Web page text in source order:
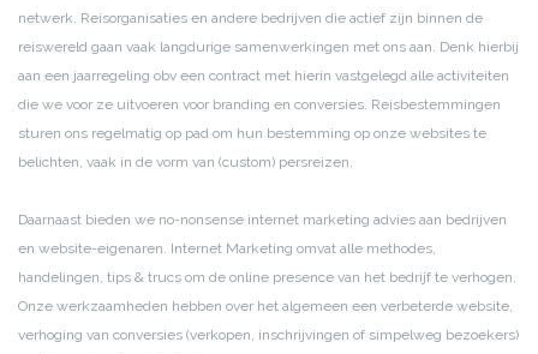
netwerk. Reisorganisaties en andere bedrijven die actief zijn binnen de
reiswereld gaan vaak langdurige samenwerkingen met ons aan. Denk hierbij
aan een jaarregeling obv een contract met hierin vastgelegd alle activiteiten
die we voor ze uitvoeren voor branding en conversies. Reisbestemmingen
sturen ons regelmatig op pad om hun bestemming op onze websites te
belichten, vaak in de vorm van (custom) persreizen.
Daarnaast bieden we no-nonsense internet marketing advies aan bedrijven
en website-eigenaren. Internet Marketing omvat alle methodes,
handelingen, tips & trucs om de online presence van het bedrijf te verhogen.
Onze werkzaamheden hebben over het algemeen een verbeterde website,
verhoging van conversies (verkopen, inschrijvingen of simpelweg bezoekers)